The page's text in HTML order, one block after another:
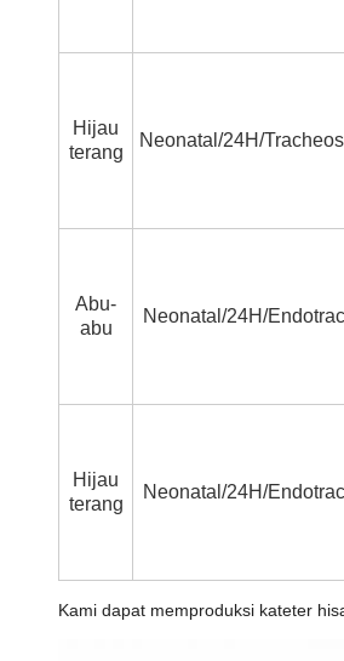
Hijau
terang
Neonatal/24H/
Abu-
abu
Neonatal/24H/
Hijau
terang
Neonatal/24H/
Kami dapat memproduksi kateter